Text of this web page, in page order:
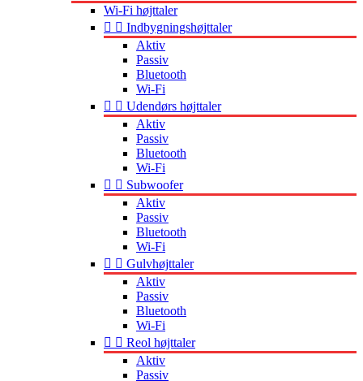
Wi-Fi højttaler
  Indbygningshøjttaler
Aktiv
Passiv
Bluetooth
Wi-Fi
  Udendørs højttaler
Aktiv
Passiv
Bluetooth
Wi-Fi
  Subwoofer
Aktiv
Passiv
Bluetooth
Wi-Fi
  Gulvhøjttaler
Aktiv
Passiv
Bluetooth
Wi-Fi
  Reol højttaler
Aktiv
Passiv